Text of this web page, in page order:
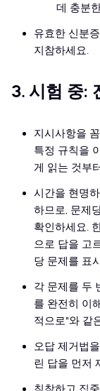
데 충분
유효한 신분
지참하세요.
3. 시험 중:
지시사항을
특정 규칙을
게 읽는 것부
시간을 현명
하므로, 문제
확인하세요.
으로 답을 고
당 문제를 표
각 문제를 두
를 완전히 이
적으로"와 같
오답 제거법
린 답을 먼저